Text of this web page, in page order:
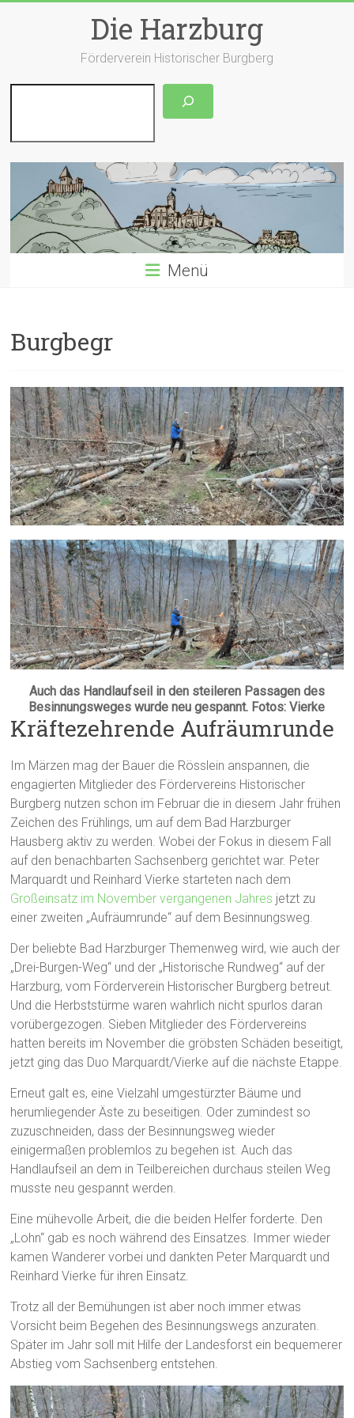
Die Harzburg
Förderverein Historischer Burgberg
Menü
Burgbegr
Auch das Handlaufseil in den steileren Passagen des
Besinnungsweges wurde neu gespannt. Fotos: Vierke
Kräftezehrende Aufräumrunde
Im Märzen mag der Bauer die Rösslein anspannen, die
engagierten Mitglieder des Fördervereins Historischer
Burgberg nutzen schon im Februar die in diesem Jahr frühen
Zeichen des Frühlings, um auf dem Bad Harzburger
Hausberg aktiv zu werden. Wobei der Fokus in diesem Fall
auf den benachbarten Sachsenberg gerichtet war. Peter
Marquardt und Reinhard Vierke starteten nach dem
Großeinsatz im November vergangenen Jahres jetzt zu
einer zweiten „Aufräumrunde“ auf dem Besinnungsweg.
Der beliebte Bad Harzburger Themenweg wird, wie auch der
„Drei-Burgen-Weg“ und der „Historische Rundweg“ auf der
Harzburg, vom Förderverein Historischer Burgberg betreut.
Und die Herbststürme waren wahrlich nicht spurlos daran
vorübergezogen. Sieben Mitglieder des Fördervereins
hatten bereits im November die gröbsten Schäden beseitigt,
jetzt ging das Duo Marquardt/Vierke auf die nächste Etappe.
Erneut galt es, eine Vielzahl umgestürzter Bäume und
herumliegender Äste zu beseitigen. Oder zumindest so
zuzuschneiden, dass der Besinnungsweg wieder
einigermaßen problemlos zu begehen ist. Auch das
Handlaufseil an dem in Teilbereichen durchaus steilen Weg
musste neu gespannt werden.
Eine mühevolle Arbeit, die die beiden Helfer forderte. Den
„Lohn“ gab es noch während des Einsatzes. Immer wieder
kamen Wanderer vorbei und dankten Peter Marquardt und
Reinhard Vierke für ihren Einsatz.
Trotz all der Bemühungen ist aber noch immer etwas
Vorsicht beim Begehen des Besinnungswegs anzuraten.
Später im Jahr soll mit Hilfe der Landesforst ein bequemerer
Abstieg vom Sachsenberg entstehen.